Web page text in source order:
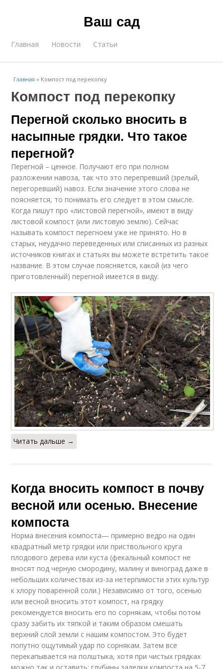
Ваш сад
Главная Новости Статьи
Главная » Компост под перекопку
Компост под перекопку
Перегной сколько вносить в
насыпные грядки. Что такое
перегной?
Перегной – ценное. Получают его при полном
разложении навоза, так что это перепревший (зрелый,
перегоревший) навоз. Если значение этого слова не
поясняется, то понимать его следует в этом смысле.
Когда пишут про «листовой перегной», имеют в виду
листовой компост (или листовую землю). Сейчас
называть компост перегноем уже не принято. Но в
старых, неудачно переведенных или списанных из разных
источников книгах и статьях вы можете встретить такое
название. В этом случае поясняется, какой (из чего
приготовленный) перегной имеется в виду.
Читать дальше →
Когда вносить компост в почву
весной или осенью. Внесение
компоста
Норма внесения компоста— примерно ведро на один
квадратный метр грядки или приствольного круга
плодового дерева или куста (фекальный компост не
вносят под черную смородину, малину и виноград даже в
небольших количествах из-за нетерпимости этих культур
к хлору поваренной соли.) Независимо от того, осенью
или весной вносить этот компост, на грядку
рекомендуется вносить его по сорнякам, чтобы потом
сразу забить их тяпкой и таким образом смешать
верхний слой земли с нашим компостом. Это будет
попутно ощутимый удар по сорнякам. Затем все
перекапывается на полштыка, хотя при чистых грядках